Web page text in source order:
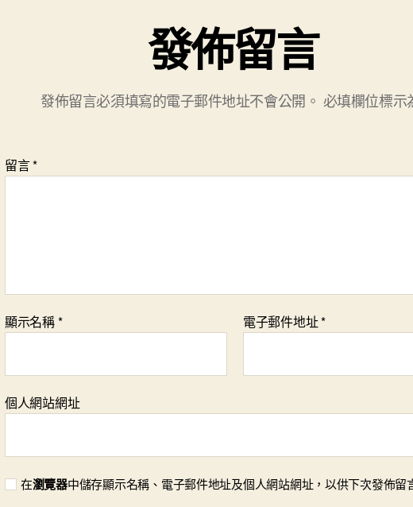
發佈留言
發佈留言必須填寫的電子郵件地址不會公開。 必填欄位標示
留言*
顯示名稱* 電子郵件地址*
個人網站網址
在瀏覽器中儲存顯示名稱、電子郵件地址及個人網站網址，以供下次發佈留